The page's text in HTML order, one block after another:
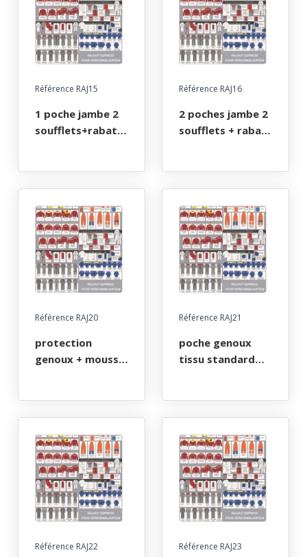
Référence RAJ15
1 poche jambe 2
soufflets+rabat
Référence RAJ16
2 poches jambe 2
soufflets + rabat
Référence RAJ20
protection
genoux + mousse
Référence RAJ21
poche genoux
tissu standard
Référence RAJ22 Référence RAJ23